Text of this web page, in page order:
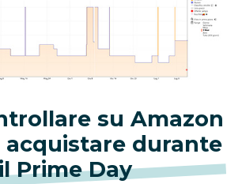
su Amazon
acquistare durante
Prime Day